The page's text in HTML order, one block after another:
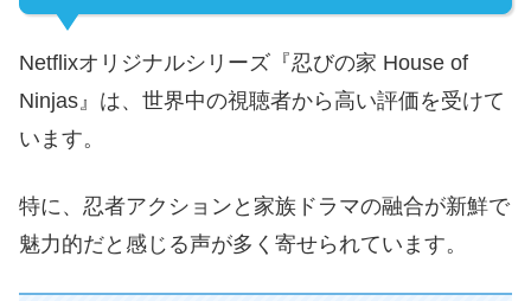
Netflixオリジナルシリーズ『忍びの家 House of
Ninjas』は、世界中の視聴者から高い評価を受けて
います。
特に、忍者アクションと家族ドラマの融合が新鮮で
魅力的だと感じる声が多く寄せられています。